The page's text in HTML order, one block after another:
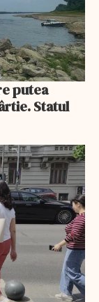
putea
Statul